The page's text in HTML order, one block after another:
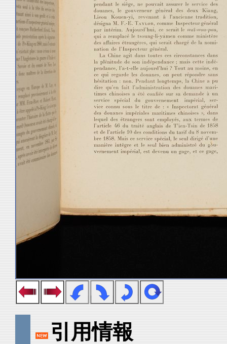
引用情報